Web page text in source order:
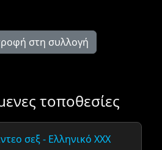
στη συλλογή
τοποθεσίες
σεξ - Ελληνικό XXX